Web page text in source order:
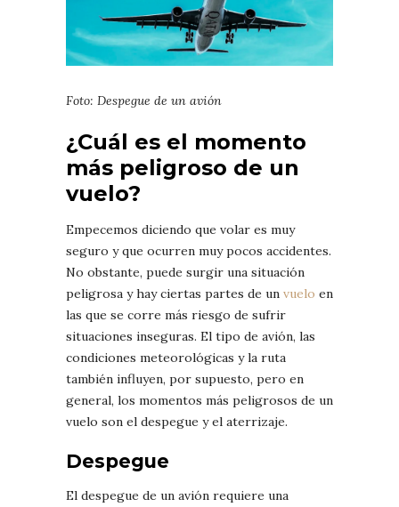
Foto: Despegue de un avión
¿Cuál es el momento
más peligroso de un
vuelo?
Empecemos diciendo que volar es muy
seguro y que ocurren muy pocos accidentes.
No obstante, puede surgir una situación
peligrosa y hay ciertas partes de un vuelo en
las que se corre más riesgo de sufrir
situaciones inseguras. El tipo de avión, las
condiciones meteorológicas y la ruta
también influyen, por supuesto, pero en
general, los momentos más peligrosos de un
vuelo son el despegue y el aterrizaje.
Despegue
El despegue de un avión requiere una